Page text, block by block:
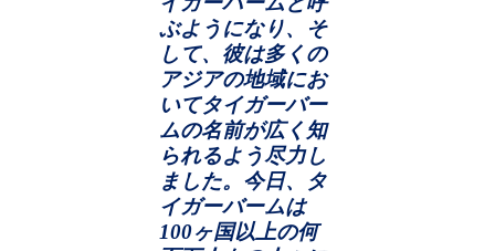
ぶようになり、そ
して、彼は多くの
アジアの地域にお
いてタイガーバー
ムの名前が広く知
られるよう尽力し
ました。今日、タ
イガーバームは
100ヶ国以上の何